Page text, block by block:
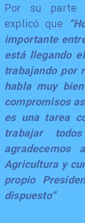
Por su parte
explicó que
importante
está llegando
trabajando por
habla muy
compromisos
es una tarea
trabajar
Agricultura y
propio
dispuesto”